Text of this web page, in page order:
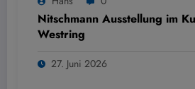
Nitschmann Ausstellung im
Westring
27. Juni 2026